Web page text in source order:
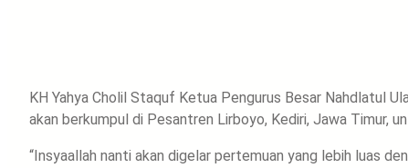
KH Yahya Cholil Staquf Ketua Pengurus Besar Nahdlatul
akan berkumpul di Pesantren Lirboyo, Kediri, Jawa Timur,
“Insyaallah nanti akan digelar pertemuan yang lebih luas